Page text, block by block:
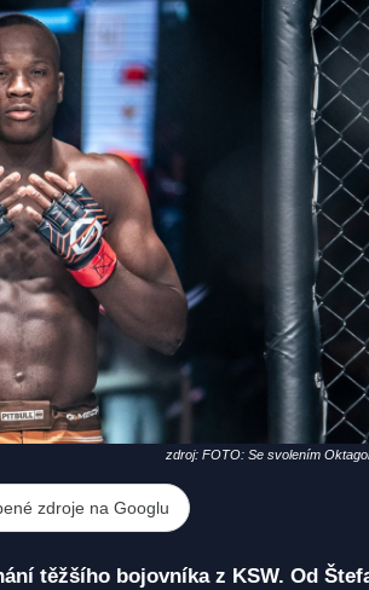
zdroj: FOTO: Se svolením
zdroje na Googlu
těžšího bojovníka z KSW. Od